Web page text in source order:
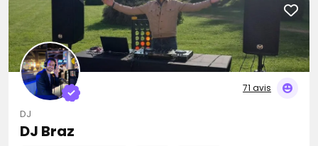
71 avis
DJ
DJ Braz